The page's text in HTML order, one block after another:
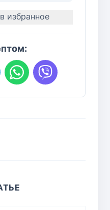
избранное